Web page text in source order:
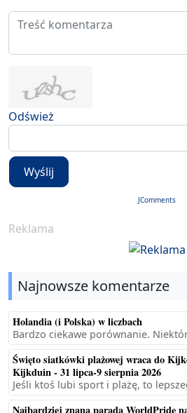
Odśwież
Wyślij
JComments
Reklama
Najnowsze komentarze
Holandia (i Polska) w liczbach
Bardzo ciekawe porównanie.
Święto siatkówki plażowej wraca do
Kijkduin - 31 lipca-9 sierpnia 2026
Jeśli ktoś lubi sport i plażę, to